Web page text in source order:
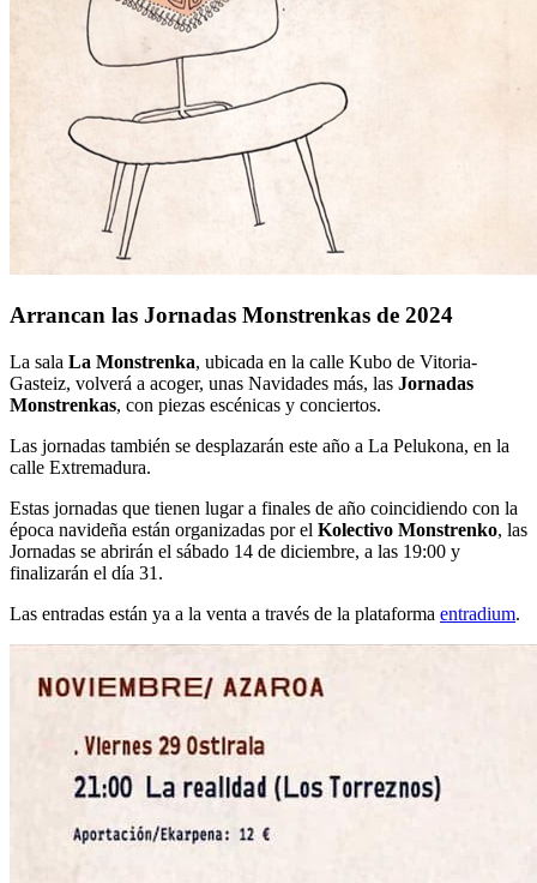
Arrancan las Jornadas Monstrenkas de 2024
La sala La Monstrenka, ubicada en la calle Kubo de Vitoria-
Gasteiz, volverá a acoger, unas Navidades más, las Jornadas
Monstrenkas, con piezas escénicas y conciertos.
Las jornadas también se desplazarán este año a La Pelukona, en la
calle Extremadura.
Estas jornadas que tienen lugar a finales de año coincidiendo con la
época navideña están organizadas por el Kolectivo Monstrenko, las
Jornadas se abrirán el sábado 14 de diciembre, a las 19:00 y
finalizarán el día 31.
Las entradas están ya a la venta a través de la plataforma entradium.